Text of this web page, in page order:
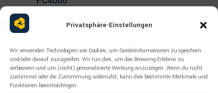
Privatsphäre-Einstellungen
Wir verwenden Technologien wie Cookies, um Geräteinformationen zu speichern
und/oder darauf zuzugreifen. Wir tun dies, um das Browsing-Erlebnis zu
verbessern und um (nicht) personalisierte Werbung anzuzeigen. Wenn du nicht
zustimmst oder die Zustimmung widerrufst, kann dies bestimmte Merkmale und
Funktionen beeinträchtigen.